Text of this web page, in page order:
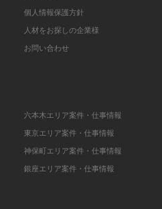
個人情報保護方針
人材をお探しの企業様
お問い合わせ
六本木エリア案件・仕事情報
東京エリア案件・仕事情報
神保町エリア案件・仕事情報
銀座エリア案件・仕事情報